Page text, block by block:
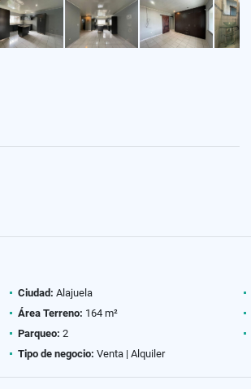
Ciudad: Alajuela
Área Terreno: 164 m²
Parqueo: 2
Tipo de negocio: Venta | Alquiler